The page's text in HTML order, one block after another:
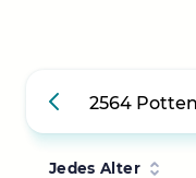
Jedes Alter